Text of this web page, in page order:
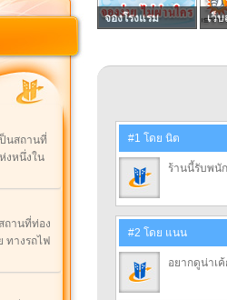
นสถานที่
งหนึ่งใน
ถานที่ท่อง
ทางรถไฟ
จองโรงแรม เว็บ
#1 โดย นิต
ร้านนี้รับพนั
#2 โดย แนน
อยากดูน่าเ